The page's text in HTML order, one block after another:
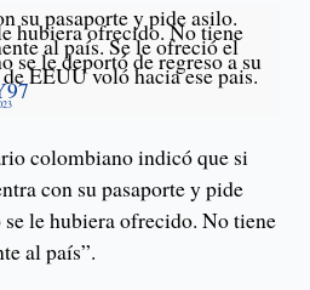
su pasaporte y pide asilo.
hubiera ofrecido. No tiene
al país. Se le ofreció el
se le deportó de regreso a su
EEUU voló hacia ese pais.
colombiano indicó que si
con su pasaporte y pide
le hubiera ofrecido. No tiene
al país”.